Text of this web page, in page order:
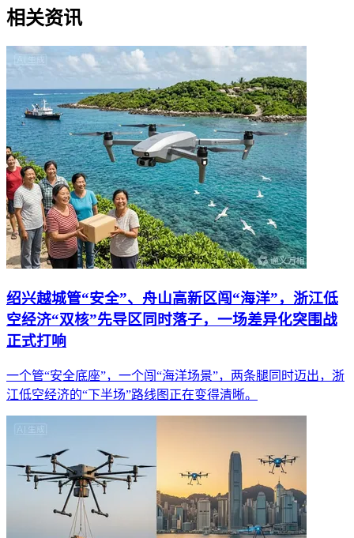
相关资讯
绍兴越城管“安全”、舟山高新区闯“海洋”，浙江低
空经济“双核”先导区同时落子，一场差异化突围战
正式打响
一个管“安全底座”，一个闯“海洋场景”，两条腿同时迈出，浙
江低空经济的“下半场”路线图正在变得清晰。